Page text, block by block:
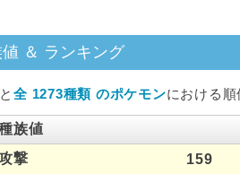
＆ ランキング
全 1273種類 のポケモンにおける
族値
撃
159